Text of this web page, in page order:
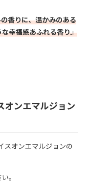
香りに、温かみのある
幸福感あふれる香り』
オンエマルジョン
スオンエマルジョンの
。